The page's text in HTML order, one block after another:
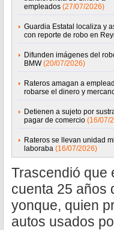
empleados (27/07/2026)
Guardia Estatal localiza y
con reporte de robo en
Difunden imágenes del
BMW (20/07/2026)
Rateros amagan a
robarse el dinero y
Detienen a sujeto por
pagar de comercio (16/07/
Rateros se llevan unidad
laboraba (16/07/2026)
Trascendió que
cuenta 25 años
yonque, quien
autos usados